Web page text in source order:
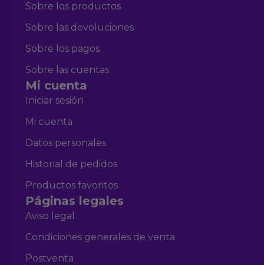
Sobre los productos
Sobre las devoluciones
Sobre los pagos
Sobre las cuentas
Mi cuenta
Iniciar sesión
Mi cuenta
Datos personales
Historial de pedidos
Productos favoritos
Páginas legales
Aviso legal
Condiciones generales de venta
Postventa